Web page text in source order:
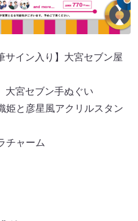
サイン入り】大宮セブン屋
大宮セブン手ぬぐい
と彦星風アクリルスタン
チャーム